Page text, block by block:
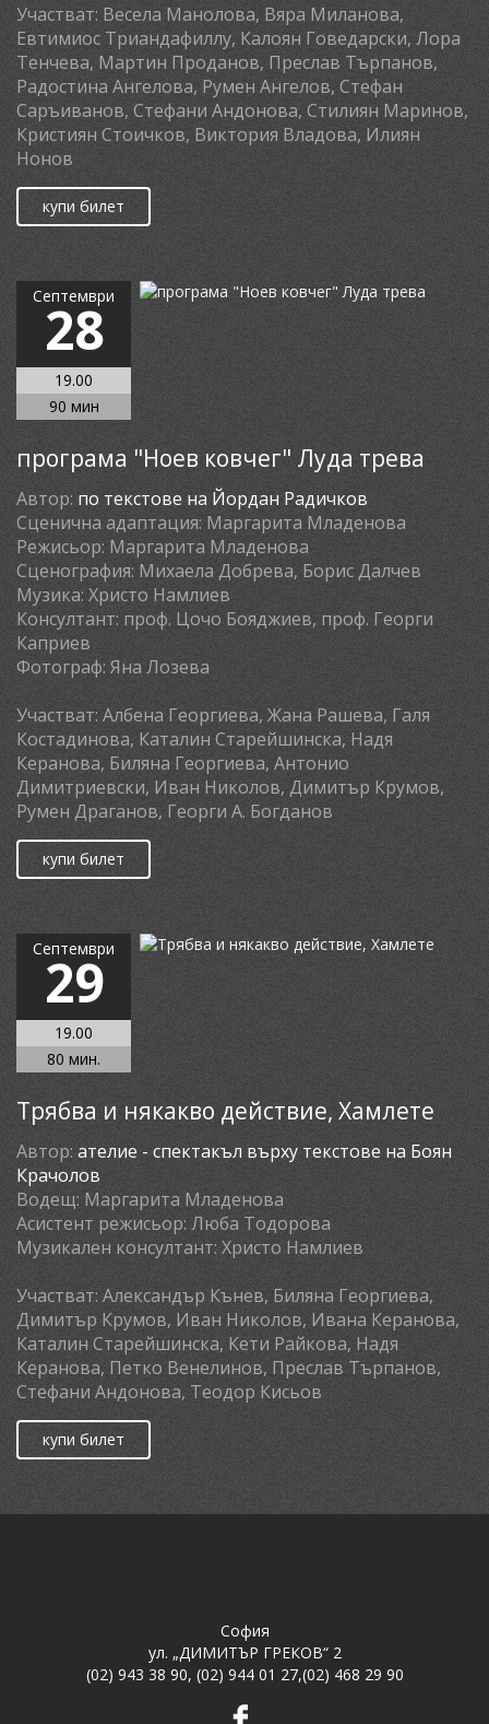
Участват: Весела Манолова, Вяра Миланова,
Евтимиос Триандафиллу, Калоян Говедарски, Лора
Тенчева, Мартин Проданов, Преслав Търпанов,
Радостина Ангелова, Румен Ангелов, Стефан
Саръиванов, Стефани Андонова, Стилиян Маринов,
Кристиян Стоичков, Виктория Владова, Илиян
Нонов
купи билет
Септември
28
19.00
90 мин
програма "Ноев ковчег" Луда трева
Автор: по текстове на Йордан Радичков
Сценична адаптация: Маргарита Младенова
Режисьор: Маргарита Младенова
Сценография: Михаела Добрева, Борис Далчев
Музика: Христо Намлиев
Консултант: проф. Цочо Бояджиев, проф. Георги
Каприев
Фотограф: Яна Лозева
Участват: Албена Георгиева, Жана Рашева, Галя
Костадинова, Каталин Старейшинска, Надя
Керанова, Биляна Георгиева, Антонио
Димитриевски, Иван Николов, Димитър Крумов,
Румен Драганов, Георги А. Богданов
купи билет
Септември
29
19.00
80 мин.
Трябва и някакво действие, Хамлете
Автор: ателие - спектакъл върху текстове на Боян
Крачолов
Водещ: Маргарита Младенова
Асистент режисьор: Люба Тодорова
Музикален консултант: Христо Намлиев
Участват: Александър Кънев, Биляна Георгиева,
Димитър Крумов, Иван Николов, Ивана Керанова,
Каталин Старейшинска, Кети Райкова, Надя
Керанова, Петко Венелинов, Преслав Търпанов,
Стефани Андонова, Теодор Кисьов
купи билет
София
ул. „ДИМИТЪР ГРЕКОВ“ 2
(02) 943 38 90, (02) 944 01 27,(02) 468 29 90